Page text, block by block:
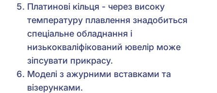
Платинові кільця - через високу
температуру плавлення знадобиться
спеціальне обладнання і
низькокваліфікований ювелір може
зіпсувати прикрасу.
Моделі з ажурними вставками та
візерунками.